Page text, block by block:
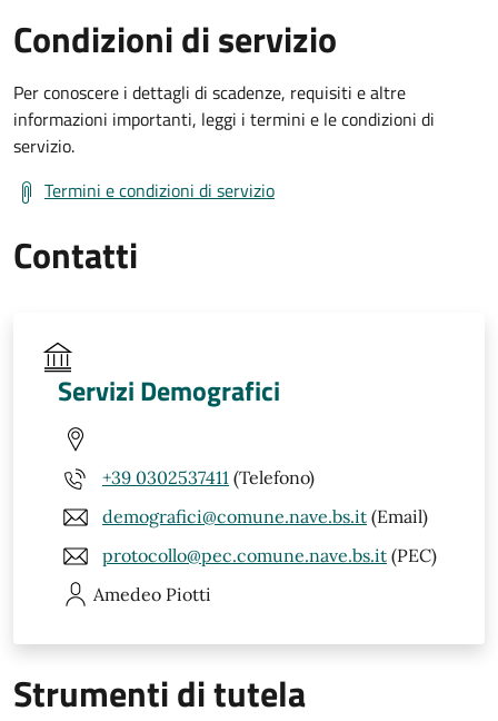
Condizioni di servizio
Per conoscere i dettagli di scadenze, requisiti e altre
informazioni importanti, leggi i termini e le condizioni di
servizio.
Termini e condizioni di servizio
Contatti
Servizi Demografici
+39 0302537411 (Telefono)
demografici@comune.nave.bs.it (Email)
protocollo@pec.comune.nave.bs.it (PEC)
Amedeo Piotti
Strumenti di tutela